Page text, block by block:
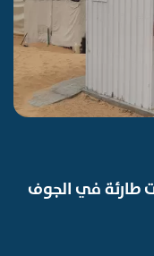
طارئة في الجوف